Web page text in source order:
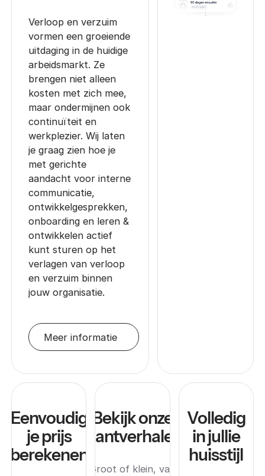
Verloop en verzuim
vormen een groeiende
uitdaging in de huidige
arbeidsmarkt. Ze
brengen niet alleen
kosten met zich mee,
maar ondermijnen ook
continuïteit en
werkplezier. Wij laten
je graag zien hoe je
met gerichte
aandacht voor interne
communicatie,
ontwikkelgesprekken,
onboarding en leren &
ontwikkelen actief
kunt sturen op het
verlagen van verloop
en verzuim binnen
jouw organisatie.
Meer informatie
Eenvoudig
je prijs
berekenen
Bekijk onze
klantverhalen
Groot of klein, van
Volledig
in jullie
huisstijl